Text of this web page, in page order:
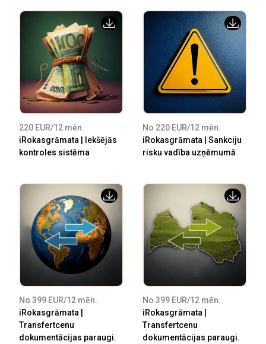
220 EUR/12 mēn.
iRokasgrāmata | Iekšējās
kontroles sistēma
No 220 EUR/12 mēn.
iRokasgrāmata | Sankciju
risku vadība uzņēmumā
No 399 EUR/12 mēn.
iRokasgrāmata |
Transfertcenu
dokumentācijas paraugi.
No 399 EUR/12 mēn.
iRokasgrāmata |
Transfertcenu
dokumentācijas paraugi.